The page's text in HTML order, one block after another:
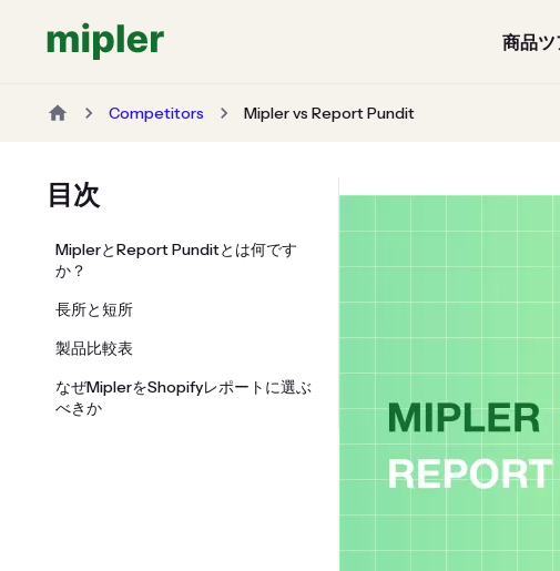
商品ツ
Competitors Mipler vs Report Pundit
目次
MiplerとReport Punditとは何です
か？
長所と短所
製品比較表
なぜMiplerをShopifyレポートに選ぶ
べきか